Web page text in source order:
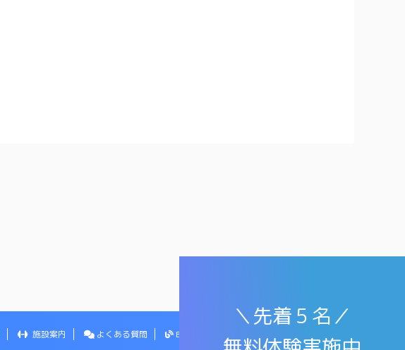
＼先着５名／
施設案内 よくある質問 Blog